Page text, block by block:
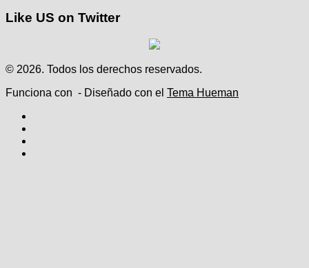
Like US on Twitter
© 2026. Todos los derechos reservados.
Funciona con - Diseñado con el Tema Hueman